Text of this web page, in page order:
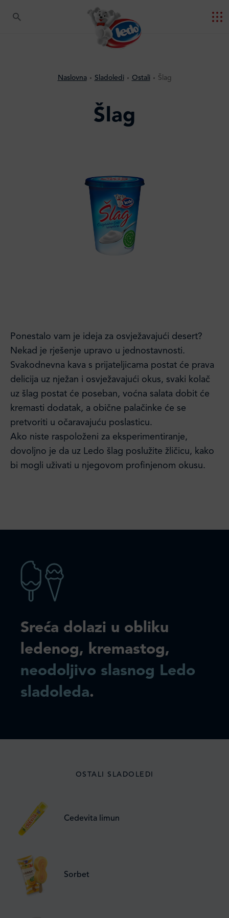
Naslovna Sladoledi Ostali Šlag
Šlag
Ponestalo vam je ideja za osvježavajući desert?
Nekad je rješenje upravo u jednostavnosti.
Svakodnevna kava s prijateljicama postat će prava
delicija uz nježan i osvježavajući okus, svaki kolač
uz šlag postat će poseban, voćna salata dobit će
kremasti dodatak, a obične palačinke će se
pretvoriti u očaravajuću poslasticu.
Ako niste raspoloženi za eksperimentiranje,
dovoljno je da uz Ledo šlag poslužite žličicu, kako
bi mogli uživati u njegovom profinjenom okusu.
Sreća dolazi u obliku
ledenog, kremastog,
neodoljivo slasnog Ledo
sladoleda.
OSTALI SLADOLEDI
Cedevita limun
Sorbet